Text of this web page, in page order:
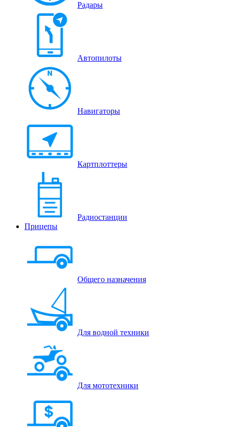
Радары
Автопилоты
Навигаторы
Картплоттеры
Радиостанции
Прицепы
Общего назначения
Для водной техники
Для мототехники